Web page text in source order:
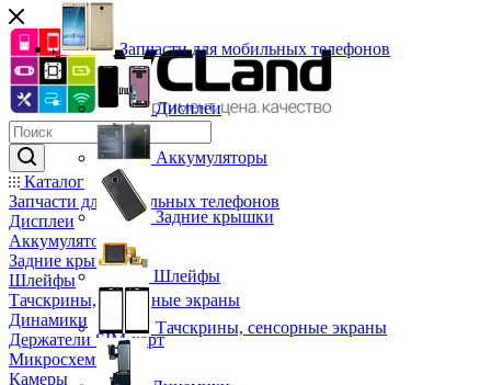
Каталог
Запчасти для мобильных телефонов
Дисплеи
Аккумуляторы
Задние крышки
Шлейфы
Тачскрины, сенсорные экраны
Динамики
Держатели SIM-карт
Микросхемы
Камеры
Запчасти для мобильных телефонов
Дисплеи
Аккумуляторы
Задние крышки
Шлейфы
Тачскрины, сенсорные экраны